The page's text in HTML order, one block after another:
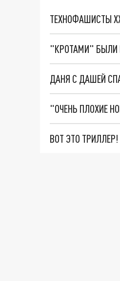
ТЕХНОФАШИСТЫ
"КРОТАМИ" БЫЛИ
ДАНЯ С ДАШЕЙ
ВОТ ЭТО